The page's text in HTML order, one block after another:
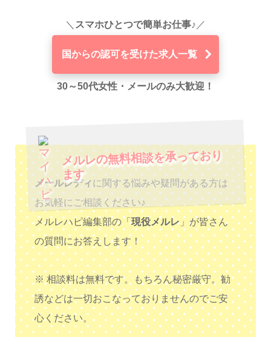
＼ スマホひとつで簡単お仕事♪ ／
国からの認可を受けた求人一覧
30～50代女性・メールのみ大歓迎！
メルレの無料相談を承っており
ます
メールレディ に関する悩みや疑問がある方は
お気軽にご相談ください♪
メルレハピ編集部の「現役メルレ」が皆さん
の質問にお答えします！
※ 相談料は無料です。もちろん秘密厳守。勧
誘などは一切おこなっておりませんのでご安
心ください。